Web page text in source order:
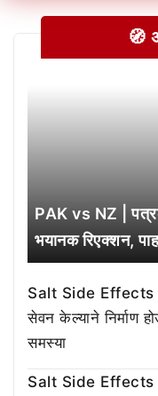
🧭
PAK vs NZ |
भयानक रिएक्शन,
Salt Side Effects |
सेवन केल्याने निर्माण
समस्या
Salt Side Effects |